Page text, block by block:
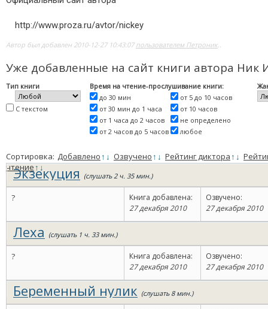
http://www.proza.ru/avtor/nickey
Автор был добавлен 2010-12-27 10:43:07пользователем Петроник..
Уже добавленные на сайт книги автора Ник
Тип книги
С текстом
Время на чтение-прослушивание книги:
до 30 мин
от 30 мин до 1 часа
от 1 часа до 2 часов
от 2 часов до 5 часов
от 5 до 10 часов
от 10 часов
не определено
любое
Сортировка: Добавлено↑ ↓ Озвучено↑ ↓ Рейтинг диктора↑ ↓
чтение↑↓
Экзекуция (слушать 2 ч. 35 мин.)
?
Книга добавлена:
27 декабря 2010
Озвучено:
27 декабря 2010
Леха (слушать 1 ч. 33 мин.)
?
Книга добавлена:
27 декабря 2010
Озвучено:
27 декабря 2010
Беременный нулик (слушать 8 мин.)